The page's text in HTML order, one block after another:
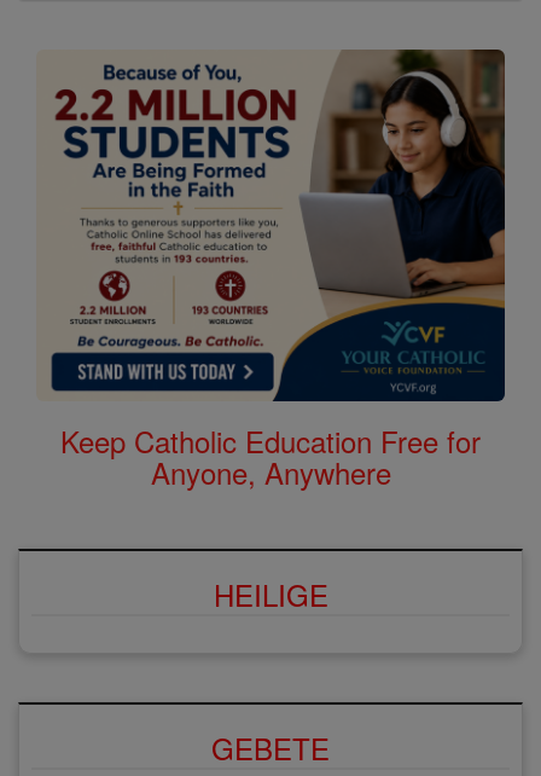
Keep Catholic Education Free for
Anyone, Anywhere
HEILIGE
GEBETE